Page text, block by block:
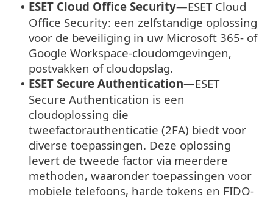
• ESET Cloud Office Security—ESET Cloud
Office Security: een zelfstandige oplossing
voor de beveiliging in uw Microsoft 365- of
Google Workspace-cloudomgevingen,
postvakken of cloudopslag.
• ESET Secure Authentication—ESET
Secure Authentication is een
cloudoplossing die
tweefactorauthenticatie (2FA) biedt voor
diverse toepassingen. Deze oplossing
levert de tweede factor via meerdere
methoden, waaronder toepassingen voor
mobiele telefoons, harde tokens en FIDO-